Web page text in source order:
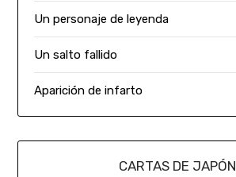
Un personaje de leyenda
Un salto fallido
Aparición de infarto
CARTAS DE JAPÓN